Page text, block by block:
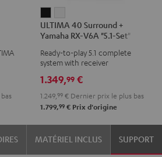
40
Surround
+
RX-
V6A
"5.1-
Set"
Noir
40
Surround
+
RX-
V6A
"5.1-
Set"
Blanc
ULTIMA 40 Surround +
Yamaha RX-V6A "5.1-Set"
Ready-to-play 5.1 complete
system with receiver
1.349,99 €
1.249, 99 € Dernier prix le plus bas
1.799,99 € Prix d'origine
MATÉRIEL INCLUS SUPPORT